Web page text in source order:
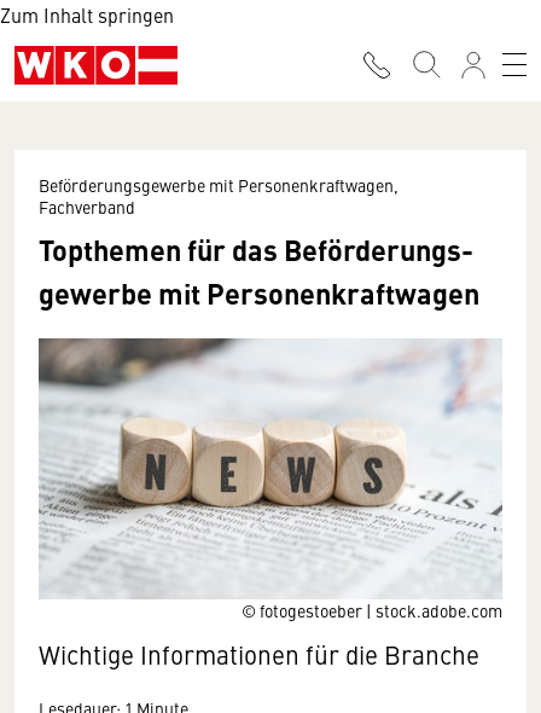
Zum Inhalt springen
© fotogestoeber | stock.adobe.com
Beförderungsgewerbe mit Personenkraftwagen,
Fachverband
Topthemen für das Be­förderungs­
gewerbe mit Personen­kraftwagen
Wichtige Informationen für die Branche
Lesedauer: 1 Minute